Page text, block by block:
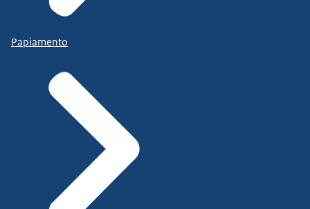
Papiamento